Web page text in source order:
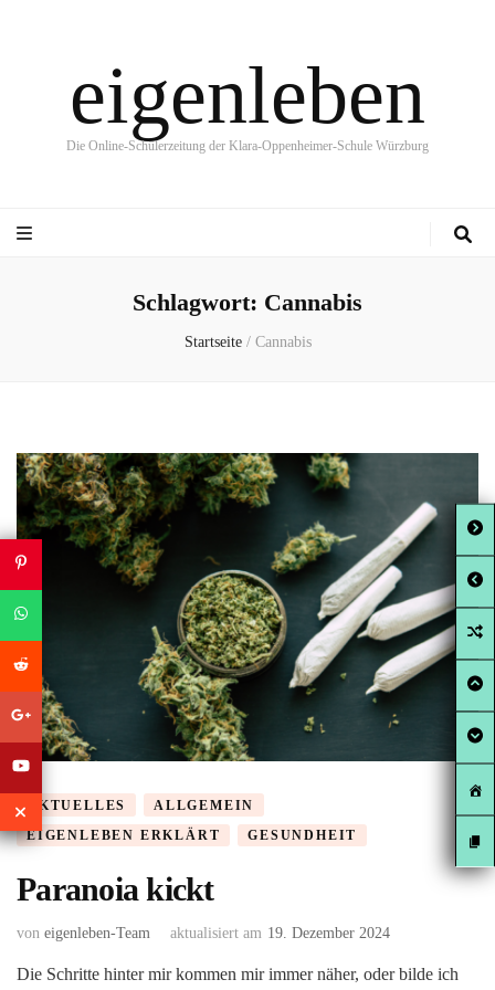
eigenleben
Die Online-Schülerzeitung der Klara-Oppenheimer-Schule Würzburg
Schlagwort: Cannabis
Startseite / Cannabis
AKTUELLES
ALLGEMEIN
EIGENLEBEN ERKLÄRT
GESUNDHEIT
Paranoia kickt
von eigenleben-Team aktualisiert am 19. Dezember 2024
Die Schritte hinter mir kommen mir immer näher, oder bilde ich